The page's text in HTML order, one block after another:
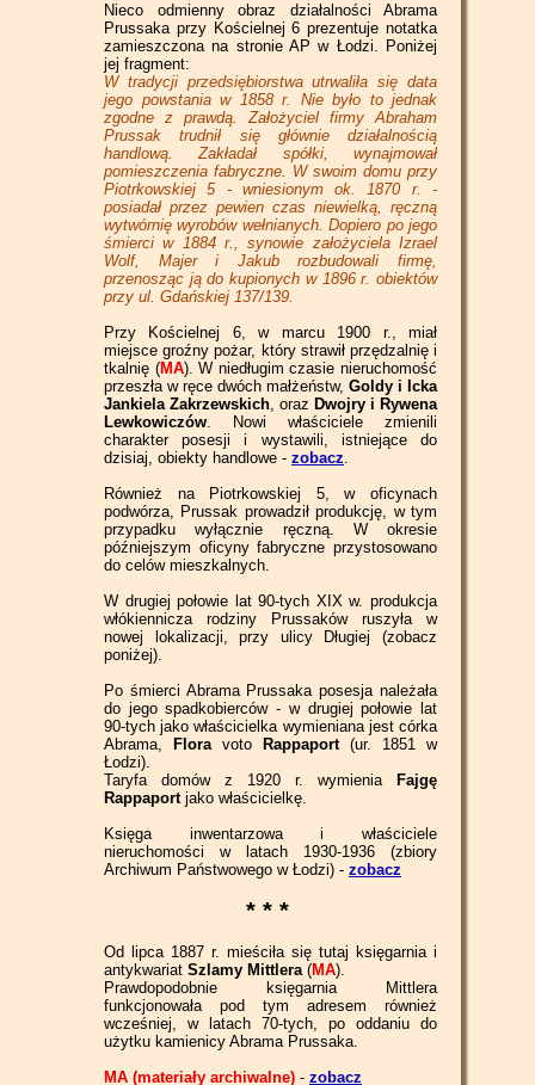
Nieco odmienny obraz działalności Abrama
Prussaka przy Kościelnej 6 prezentuje notatka
zamieszczona na stronie AP w Łodzi. Poniżej
jej fragment:
W tradycji przedsiębiorstwa utrwaliła się data
jego powstania w 1858 r. Nie było to jednak
zgodne z prawdą. Założyciel firmy Abraham
Prussak trudnił się głównie działalnością
handlową. Zakładał spółki, wynajmował
pomieszczenia fabryczne. W swoim domu przy
Piotrkowskiej 5 - wniesionym ok. 1870 r. -
posiadał przez pewien czas niewielką, ręczną
wytwórnię wyrobów wełnianych. Dopiero po jego
śmierci w 1884 r., synowie założyciela Izrael
Wolf, Majer i Jakub rozbudowali firmę,
przenosząc ją do kupionych w 1896 r. obiektów
przy ul. Gdańskiej 137/139.
Przy Kościelnej 6, w marcu 1900 r., miał
miejsce groźny pożar, który strawił przędzalnię i
tkalnię (MA). W niedługim czasie nieruchomość
przeszła w ręce dwóch małżeństw, Goldy i Icka
Jankiela Zakrzewskich, oraz Dwojry i Rywena
Lewkowiczów. Nowi właściciele zmienili
charakter posesji i wystawili, istniejące do
dzisiaj, obiekty handlowe - zobacz.
Również na Piotrkowskiej 5, w oficynach
podwórza, Prussak prowadził produkcję, w tym
przypadku wyłącznie ręczną. W okresie
późniejszym oficyny fabryczne przystosowano
do celów mieszkalnych.
W drugiej połowie lat 90-tych XIX w. produkcja
włókiennicza rodziny Prussaków ruszyła w
nowej lokalizacji, przy ulicy Długiej (zobacz
poniżej).
Po śmierci Abrama Prussaka posesja należała
do jego spadkobierców - w drugiej połowie lat
90-tych jako właścicielka wymieniana jest córka
Abrama,
Flora voto Rappaport(ur. 1851 w
Łodzi).
Taryfa domów z 1920 r. wymienia
Fajgę
Rappaportjako właścicielkę.
Księga inwentarzowa i właściciele
nieruchomości w latach 1930-1936 (zbiory
Archiwum Państwowego w Łodzi) - zobacz
* * *
Od lipca 1887 r. mieściła się tutaj księgarnia i
antykwariat Szlamy Mittlera(MA).
Prawdopodobnie księgarnia Mittlera
funkcjonowała pod tym adresem również
wcześniej, w latach 70-tych, po oddaniu do
użytku kamienicy Abrama Prussaka.
MA (materiały archiwalne) - zobacz